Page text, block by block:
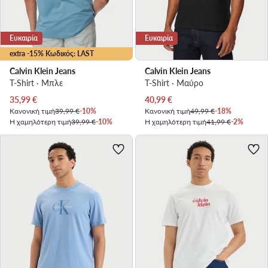
extra -15% Κωδικός: LAST
Ευκαιρία
Calvin Klein Jeans
T-Shirt · Μπλε
Τρέχουσα τιμή
35,99€
Κανονική τιμή39,99 €-10%
Η χαμηλότερη τιμή39,99 €-10%
Ευκαιρία
Calvin Klein Jeans
T-Shirt · Μαύρο
Τρέχουσα τιμή
40,99€
Κανονική τιμή49,99 €-18%
Η χαμηλότερη τιμή41,99 €-2%